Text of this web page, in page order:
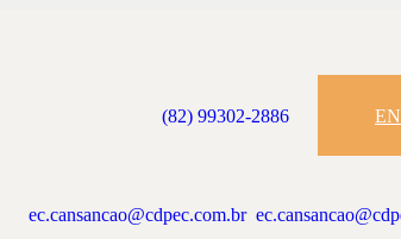
(82) 99302-2886
ec.cansancao@cdpec.com.br